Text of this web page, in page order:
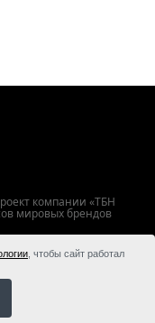
компании «ТБН
мировых брендов
, чтобы сайт работал